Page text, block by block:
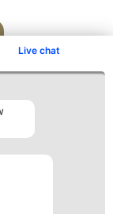
Live chat